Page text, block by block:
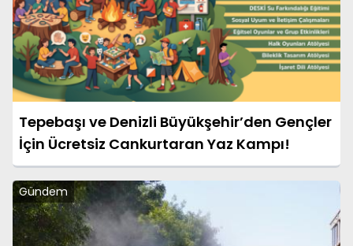
Tepebaşı ve Denizli Büyükşehir’den Gençler
İçin Ücretsiz Cankurtaran Yaz Kampı!
Gündem